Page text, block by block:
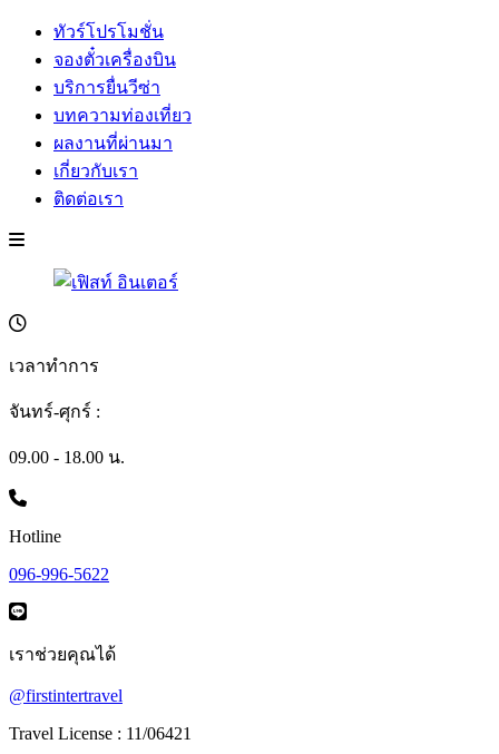
ทัวร์โปรโมชั่น
จองตั๋วเครื่องบิน
บริการยื่นวีซ่า
บทความท่องเที่ยว
ผลงานที่ผ่านมา
เกี่ยวกับเรา
ติดต่อเรา
เวลาทำการ
จันทร์-ศุกร์ :
09.00 - 18.00 น.
Hotline
096-996-5622
เราช่วยคุณได้
@firstintertravel
Travel License : 11/06421